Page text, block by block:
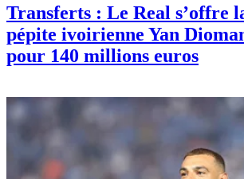
Transferts : Le Real s’offre
pépite ivoirienne Yan
pour 140 millions euros